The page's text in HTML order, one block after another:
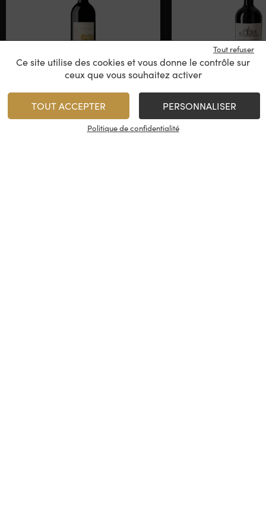
Château Maison Neuve
Côtes de Blaye
Château de la
Ce site utilise des cookies et vous donne le contrôle sur
ceux que vous souhaitez activer
TOUT ACCEPTER
Tout refuser
PERSONNALISER
Politique de confidentialité